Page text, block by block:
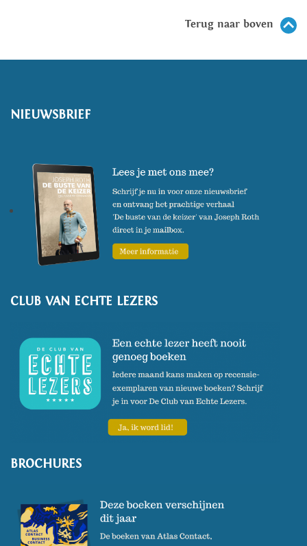
Terug naar boven
NIEUWSBRIEF
CLUB VAN ECHTE LEZERS
BROCHURES